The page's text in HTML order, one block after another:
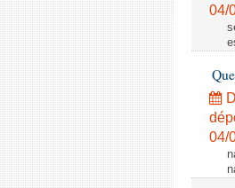
04/
04/